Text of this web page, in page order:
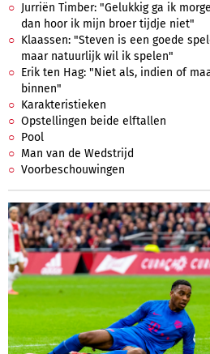
Jurriën Timber: "Gelukkig ga ik
dan hoor ik mijn broer tijdje niet"
Klaassen: "Steven is een goede
maar natuurlijk wil ik spelen"
Erik ten Hag: "Niet als, indien of
binnen"
Karakteristieken
Opstellingen beide elftallen
Pool
Man van de Wedstrijd
Voorbeschouwingen